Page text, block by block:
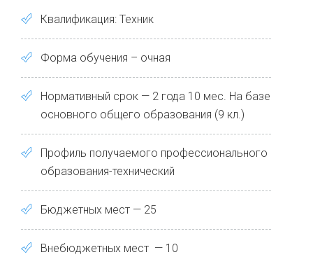
Квалификация: Техник
Форма обучения – очная
Нормативный срок — 2 года 10 мес. На базе
основного общего образования (9 кл.)
Профиль получаемого профессионального
образования-технический
Бюджетных мест — 25
Внебюджетных мест — 10